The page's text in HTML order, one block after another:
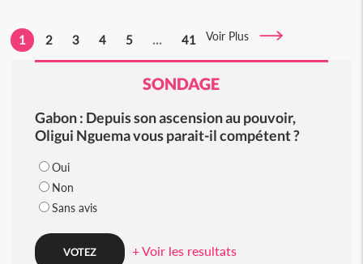
1 2 3 4 5 ... 41 Voir Plus
SONDAGE
Gabon : Depuis son ascension au pouvoir,
Oligui Nguema vous parait-il compétent ?
Oui
Non
Sans avis
+ Voir les resultats